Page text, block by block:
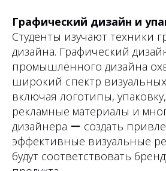
Графический дизайн и
Студенты изучают техники
дизайна. Графический
промышленного дизайна
широкий спектр
включая логотипы,
рекламные материалы и
дизайнера ー создать
эффективные визуальные
будут соответствовать